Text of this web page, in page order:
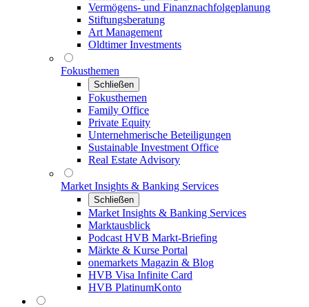
Vermögens- und Finanznachfolgeplanung
Stiftungsberatung
Art Management
Oldtimer Investments
Fokusthemen
Schließen
Fokusthemen
Family Office
Private Equity
Unternehmerische Beteiligungen
Sustainable Investment Office
Real Estate Advisory
Market Insights & Banking Services
Schließen
Market Insights & Banking Services
Marktausblick
Podcast HVB Markt-Briefing
Märkte & Kurse Portal
onemarkets Magazin & Blog
HVB Visa Infinite Card
HVB PlatinumKonto